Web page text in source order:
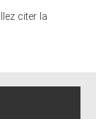
citer la